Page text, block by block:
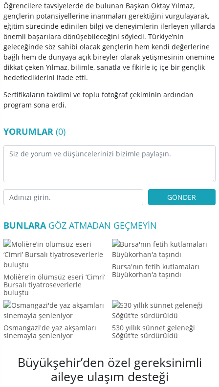
Öğrencilere tavsiyelerde de bulunan Başkan Oktay Yılmaz,
gençlerin potansiyellerine inanmaları gerektiğini vurgulayarak,
eğitim sürecinde edinilen bilgi ve deneyimlerin ilerleyen yıllarda
önemli başarılara dönüşebileceğini söyledi. Türkiye’nin
geleceğinde söz sahibi olacak gençlerin hem kendi değerlerine
bağlı hem de dünyaya açık bireyler olarak yetişmesinin önemine
dikkat çeken Yılmaz, bilimle, sanatla ve fikirle iç içe bir gençlik
hedeflediklerini ifade etti.
Sertifikaların takdimi ve toplu fotoğraf çekiminin ardından
program sona erdi.
YORUMLAR (0)
GÖNDER
BUNLARAGÖZ ATMADAN GEÇMEYIN
Molière’in ölümsüz eseri ‘Cimri’
Bursalı tiyatroseverlerle
buluştu
Bursa'nın fetih kutlamaları
Büyükorhan'a taşındı
Osmangazi'de yaz akşamları
sinemayla şenleniyor
530 yıllık sünnet geleneği
Söğüt'te sürdürüldü
Büyükşehir’den özel gereksinimli
aileye ulaşım desteği